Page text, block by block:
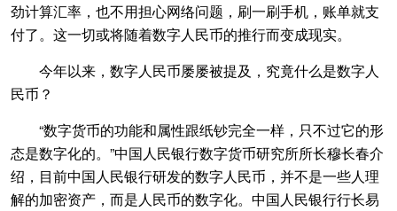
劲计算汇率，也不用担心网络问题，刷一刷手机，账单就支
付了。这一切或将随着数字人民币的推行而变成现实。
今年以来，数字人民币屡屡被提及，究竟什么是数字人
民币？
“数字货币的功能和属性跟纸钞完全一样，只不过它的形
态是数字化的。”中国人民银行数字货币研究所所长穆长春介
绍，目前中国人民银行研发的数字人民币，并不是一些人理
解的加密资产，而是人民币的数字化。中国人民银行行长易